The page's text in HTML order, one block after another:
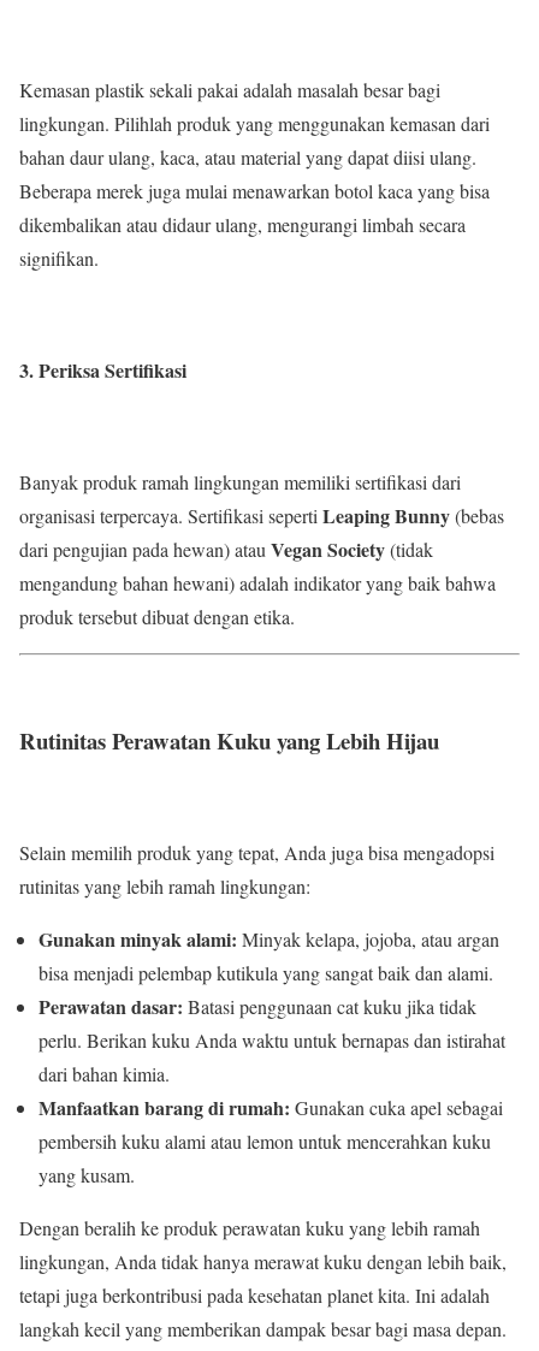
Kemasan plastik sekali pakai adalah masalah besar bagi
lingkungan. Pilihlah produk yang menggunakan kemasan dari
bahan daur ulang, kaca, atau material yang dapat diisi ulang.
Beberapa merek juga mulai menawarkan botol kaca yang bisa
dikembalikan atau didaur ulang, mengurangi limbah secara
signifikan.
3. Periksa Sertifikasi
Banyak produk ramah lingkungan memiliki sertifikasi dari
organisasi terpercaya. Sertifikasi sepertiLeaping Bunny(bebas
dari pengujian pada hewan) atauVegan Society(tidak
mengandung bahan hewani) adalah indikator yang baik bahwa
produk tersebut dibuat dengan etika.
Rutinitas Perawatan Kuku yang Lebih Hijau
Selain memilih produk yang tepat, Anda juga bisa mengadopsi
rutinitas yang lebih ramah lingkungan:
Gunakan minyak alami: Minyak kelapa, jojoba, atau argan
bisa menjadi pelembap kutikula yang sangat baik dan alami.
Perawatan dasar: Batasi penggunaan cat kuku jika tidak
perlu. Berikan kuku Anda waktu untuk bernapas dan istirahat
dari bahan kimia.
Manfaatkan barang di rumah: Gunakan cuka apel sebagai
pembersih kuku alami atau lemon untuk mencerahkan kuku
yang kusam.
Dengan beralih ke produk perawatan kuku yang lebih ramah
lingkungan, Anda tidak hanya merawat kuku dengan lebih baik,
tetapi juga berkontribusi pada kesehatan planet kita. Ini adalah
langkah kecil yang memberikan dampak besar bagi masa depan.